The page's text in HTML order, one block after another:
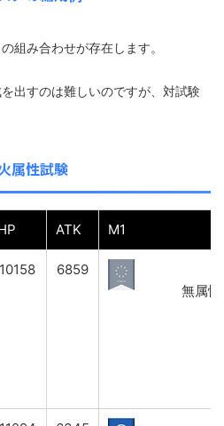
の組み合わせが存在します。
出すのは難しいのですが、対試験
属性試験
ATK M1
10158
6859
無属